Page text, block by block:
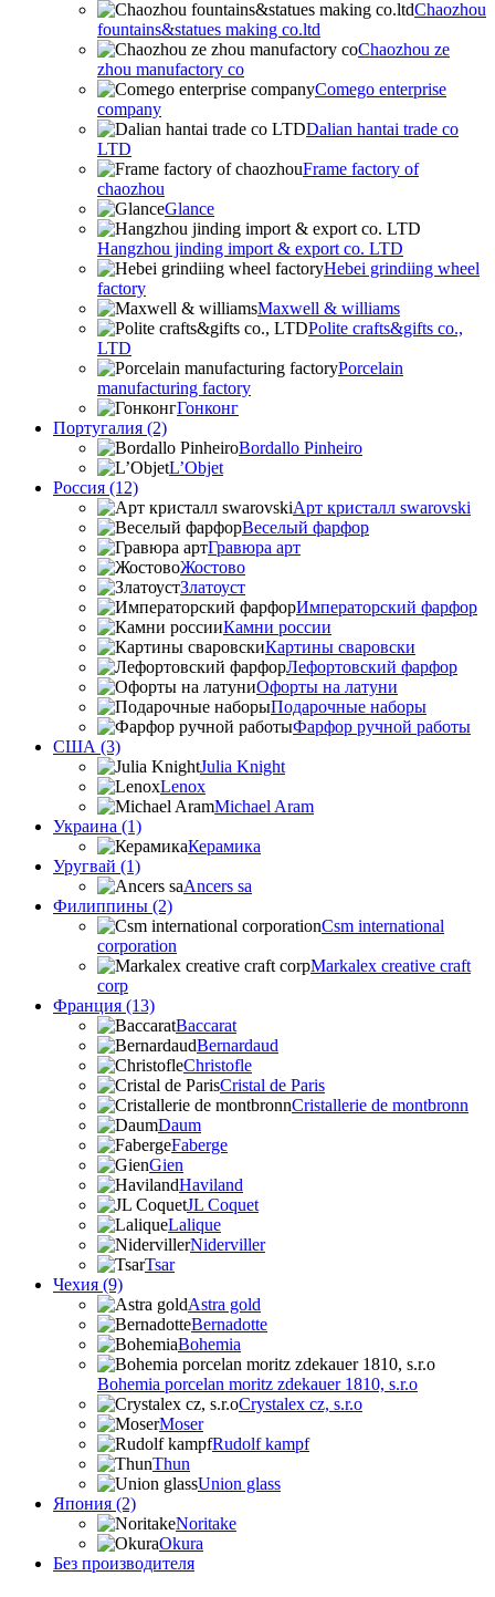
Chaozhou
fountains&statues making co.ltd
Chaozhou ze
zhou manufactory co
Comego enterprise
company
Dalian hantai trade co
LTD
Frame factory of
chaozhou
Glance
Hangzhou jinding import & export co. LTD
Hebei grindiing wheel
factory
Maxwell & williams
Polite crafts&gifts co.,
LTD
Porcelain
manufacturing factory
Гонконг
Португалия (2)
Bordallo Pinheiro
L’Objet
Россия (12)
Арт кристалл swarovski
Веселый фарфор
Гравюра арт
Жостово
Златоуст
Императорский фарфор
Камни россии
Картины сваровски
Лефортовский фарфор
Офорты на латуни
Подарочные наборы
Фарфор ручной работы
США (3)
Julia Knight
Lenox
Michael Aram
Украина (1)
Керамика
Уругвай (1)
Ancers sa
Филиппины (2)
Csm international
corporation
Markalex creative craft
corp
Франция (13)
Baccarat
Bernardaud
Christofle
Cristal de Paris
Cristallerie de montbronn
Daum
Faberge
Gien
Haviland
JL Coquet
Lalique
Niderviller
Tsar
Чехия (9)
Astra gold
Bernadotte
Bohemia
Bohemia porcelan moritz zdekauer 1810, s.r.o
Crystalex cz, s.r.o
Moser
Rudolf kampf
Thun
Union glass
Япония (2)
Noritake
Okura
Без производителя